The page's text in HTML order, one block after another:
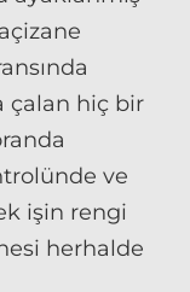
çalan hiç bir
ve
işin rengi
herhalde